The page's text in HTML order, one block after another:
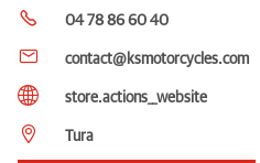
04 78 86 60 40
contact@ksmotorcycles.com
store.actions__website
Tura